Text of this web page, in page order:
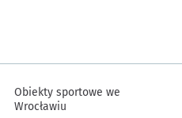
Obiekty sportowe we
Wrocławiu